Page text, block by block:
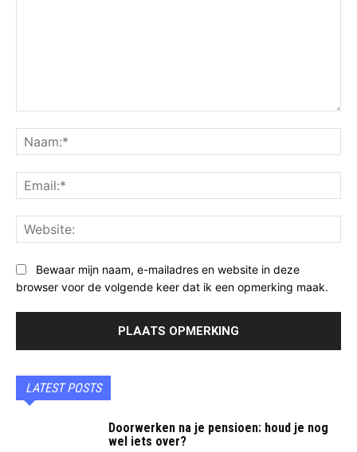
Bewaar mijn naam, e-mailadres en website in deze
browser voor de volgende keer dat ik een opmerking maak.
LATEST POSTS
Doorwerken na je pensioen: houd je nog
wel iets over?